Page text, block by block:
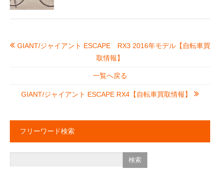
GIANT/ジャイアント ESCAPE RX3 2016年モデル【自転車買
取情報】
一覧へ戻る
GIANT/ジャイアント ESCAPE RX4【自転車買取情報】
フリーワード検索